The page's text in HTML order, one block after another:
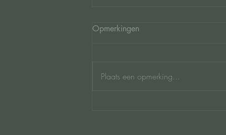
Opmerkingen
Plaats een opmerking...